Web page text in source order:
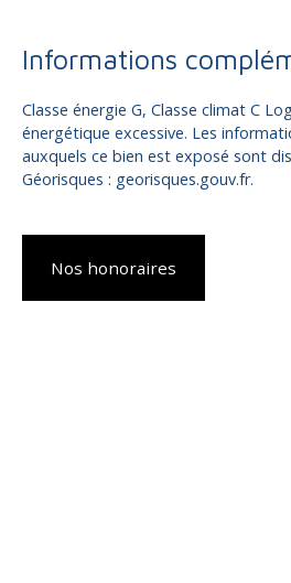
Informations
Classe énergie G, Classe climat C
énergétique excessive. Les
auxquels ce bien est exposé sont
Géorisques : georisques.gouv.fr.
Nos honoraires